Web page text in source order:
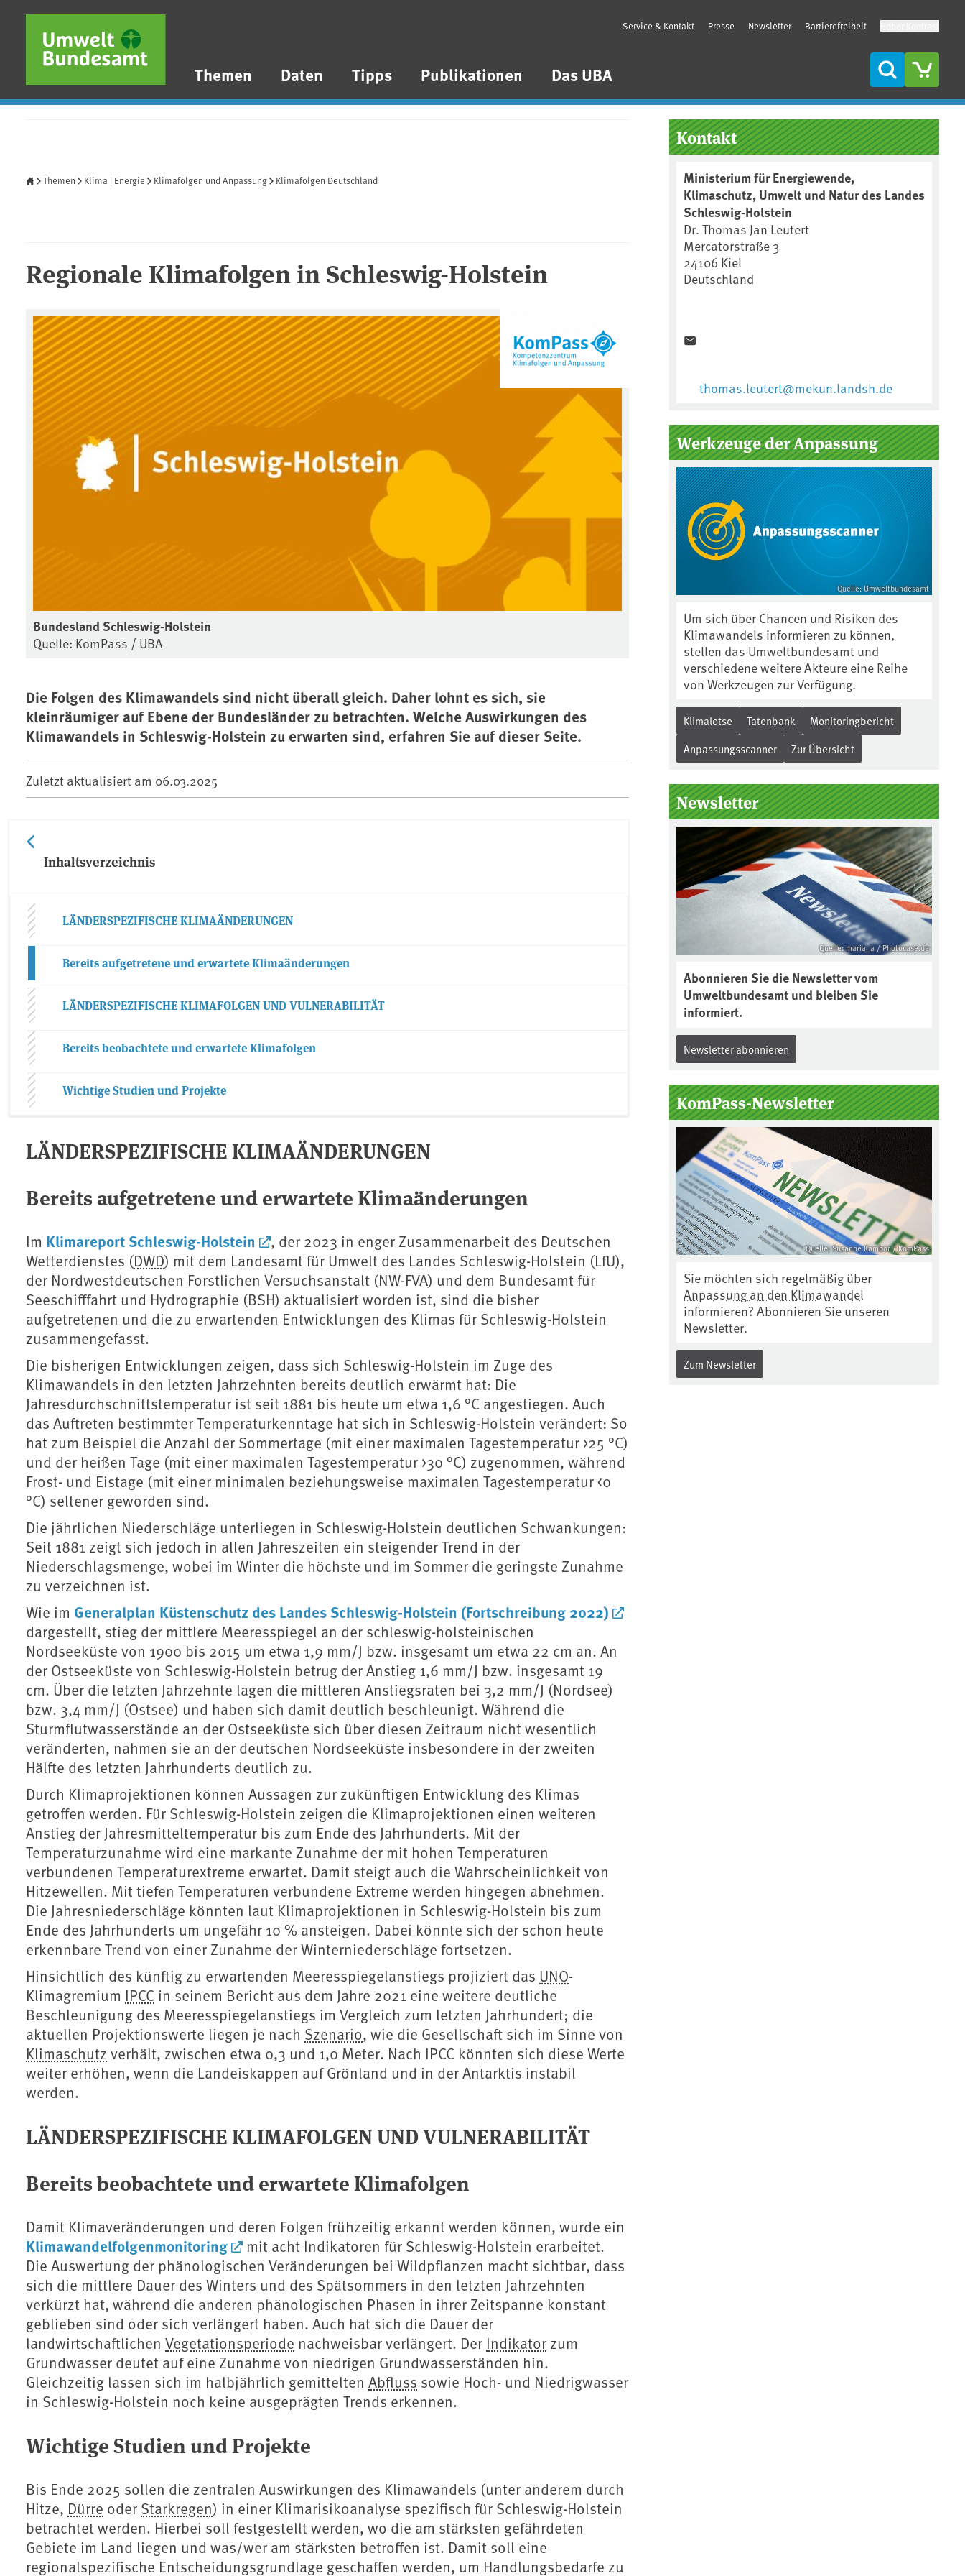
Direkt zum Inhalt
Direkt zum Hauptmenü
Direkt zur Fußzeile
Themen Daten Tipps Publikationen Das UBA
Service & Kontakt Presse Newsletter Barrierefreiheit
Suche
Themen Klima | Energie Klimafolgen und Anpassung Klimafolgen Deutschland
Regionale Klimafolgen in Schleswig-Holstein
Bundesland Schleswig-Holstein
Quelle: KomPass / UBA
Die Folgen des Klimawandels sind nicht überall gleich. Daher lohnt es sich, sie
kleinräumiger auf Ebene der Bundesländer zu betrachten. Welche Auswirkungen des
Klimawandels in Schleswig-Holstein zu erwarten sind, erfahren Sie auf dieser Seite.
Zuletzt aktualisiert am 06.03.2025
Inhaltsverzeichnis
LÄNDERSPEZIFISCHE KLIMAÄNDERUNGEN
Bereits aufgetretene und erwartete Klimaänderungen
LÄNDERSPEZIFISCHE KLIMAFOLGEN UND VULNERABILITÄT
Bereits beobachtete und erwartete Klimafolgen
Wichtige Studien und Projekte
LÄNDERSPEZIFISCHE KLIMAÄNDERUNGEN
Bereits aufgetretene und erwartete Klimaänderungen
Im Klimareport Schleswig-Holstein
, der 2023 in enger Zusammenarbeit des Deutschen
Wetterdienstes (DWD) mit dem Landesamt für Umwelt des Landes Schleswig-Holstein (LfU),
der Nordwestdeutschen Forstlichen Versuchsanstalt (NW-FVA) und dem Bundesamt für
Seeschifffahrt und Hydrographie (BSH) aktualisiert worden ist, sind die bisher
aufgetretenen und die zu erwartenden Entwicklungen des Klimas für Schleswig-Holstein
zusammengefasst.
Die bisherigen Entwicklungen zeigen, dass sich Schleswig-Holstein im Zuge des
Klimawandels in den letzten Jahrzehnten bereits deutlich erwärmt hat: Die
Jahresdurchschnittstemperatur ist seit 1881 bis heute um etwa 1,6 °C angestiegen. Auch
das Auftreten bestimmter Temperaturkenntage hat sich in Schleswig-Holstein verändert: So
hat zum Beispiel die Anzahl der Sommertage (mit einer maximalen Tagestemperatur >25 °C)
und der heißen Tage (mit einer maximalen Tagestemperatur >30 °C) zugenommen, während
Frost- und Eistage (mit einer minimalen beziehungsweise maximalen Tagestemperatur <0
°C) seltener geworden sind.
Die jährlichen Niederschläge unterliegen in Schleswig-Holstein deutlichen Schwankungen:
Seit 1881 zeigt sich jedoch in allen Jahreszeiten ein steigender Trend in der
Niederschlagsmenge, wobei im Winter die höchste und im Sommer die geringste Zunahme
zu verzeichnen ist.
Wie im Generalplan Küstenschutz des Landes Schleswig-Holstein (Fortschreibung 2022)
dargestellt, stieg der mittlere Meeresspiegel an der schleswig-holsteinischen
Nordseeküste von 1900 bis 2015 um etwa 1,9 mm/J bzw. insgesamt um etwa 22 cm an. An
der Ostseeküste von Schleswig-Holstein betrug der Anstieg 1,6 mm/J bzw. insgesamt 19
cm. Über die letzten Jahrzehnte lagen die mittleren Anstiegsraten bei 3,2 mm/J (Nordsee)
bzw. 3,4 mm/J (Ostsee) und haben sich damit deutlich beschleunigt. Während die
Sturmflutwasserstände an der Ostseeküste sich über diesen Zeitraum nicht wesentlich
veränderten, nahmen sie an der deutschen Nordseeküste insbesondere in der zweiten
Hälfte des letzten Jahrhunderts deutlich zu.
Durch Klimaprojektionen können Aussagen zur zukünftigen Entwicklung des Klimas
getroffen werden. Für Schleswig-Holstein zeigen die Klimaprojektionen einen weiteren
Anstieg der Jahresmitteltemperatur bis zum Ende des Jahrhunderts. Mit der
Temperaturzunahme wird eine markante Zunahme der mit hohen Temperaturen
verbundenen Temperaturextreme erwartet. Damit steigt auch die Wahrscheinlichkeit von
Hitzewellen. Mit tiefen Temperaturen verbundene Extreme werden hingegen abnehmen.
Die Jahresniederschläge könnten laut Klimaprojektionen in Schleswig-Holstein bis zum
Ende des Jahrhunderts um ungefähr 10 % ansteigen. Dabei könnte sich der schon heute
erkennbare Trend von einer Zunahme der Winterniederschläge fortsetzen.
Hinsichtlich des künftig zu erwartenden Meeresspiegelanstiegs projiziert das ⁠ UNO⁠-
Klimagremium ⁠ IPCC ⁠ in seinem Bericht aus dem Jahre 2021 eine weitere deutliche
Beschleunigung des Meeresspiegelanstiegs im Vergleich zum letzten Jahrhundert; die
aktuellen Projektionswerte liegen je nach Szenario, wie die Gesellschaft sich im Sinne von
Klimaschutz verhält, zwischen etwa 0,3 und 1,0 Meter. Nach ⁠IPCC⁠ könnten sich diese Werte
weiter erhöhen, wenn die Landeiskappen auf Grönland und in der Antarktis instabil
werden.
LÄNDERSPEZIFISCHE KLIMAFOLGEN UND VULNERABILITÄT
Bereits beobachtete und erwartete Klimafolgen
Damit Klimaveränderungen und deren Folgen frühzeitig erkannt werden können, wurde ein
Klimawandelfolgenmonitoring
mit acht Indikatoren für Schleswig-Holstein erarbeitet.
Die Auswertung der phänologischen Veränderungen bei Wildpflanzen macht sichtbar, dass
sich die mittlere Dauer des Winters und des Spätsommers in den letzten Jahrzehnten
verkürzt hat, während die anderen phänologischen Phasen in ihrer Zeitspanne konstant
geblieben sind oder sich verlängert haben. Auch hat sich die Dauer der
landwirtschaftlichen Vegetationsperiode nachweisbar verlängert. Der Indikator zum
Grundwasser deutet auf eine Zunahme von niedrigen Grundwasserständen hin.
Gleichzeitig lassen sich im halbjährlich gemittelten Abfluss sowie Hoch- und Niedrigwasser
in Schleswig-Holstein noch keine ausgeprägten Trends erkennen.
Wichtige Studien und Projekte
Bis Ende 2025 sollen die zentralen Auswirkungen des Klimawandels (unter anderem durch
Hitze, Dürre oder Starkregen) in einer Klimarisikoanalyse spezifisch für Schleswig-Holstein
betrachtet werden. Hierbei soll festgestellt werden, wo die am stärksten gefährdeten
Gebiete im Land liegen und was/wer am stärksten betroffen ist. Damit soll eine
regionalspezifische Entscheidungsgrundlage geschaffen werden, um Handlungsbedarfe zu
Seitenleiste
Kontakt
Ministerium für Energiewende,
Klimaschutz, Umwelt und Natur des Landes
Schleswig-Holstein
Dr. Thomas Jan Leutert
Mercatorstraße 3
24106 Kiel
Deutschland
thomas.leutert@mekun.landsh.de
Werkzeuge der Anpassung
Quelle: Umweltbundesamt
Um sich über Chancen und Risiken des
Klimawandels informieren zu können,
stellen das Umweltbundesamt und
verschiedene weitere Akteure eine Reihe
von Werkzeugen zur Verfügung.
Klimalotse Tatenbank
Monitoringbericht
Anpassungsscanner
Zur Übersicht
Newsletter
Quelle: maria_a / Photocase.de
Abonnieren Sie die Newsletter vom
Umweltbundesamt und bleiben Sie
informiert.
Newsletter abonnieren
KomPass-Newsletter
Quelle: Susanne Kambor / KomPass
Sie möchten sich regelmäßig über
Anpassung an den Klimawandel
informieren? Abonnieren Sie unseren
Newsletter.
Zum Newsletter